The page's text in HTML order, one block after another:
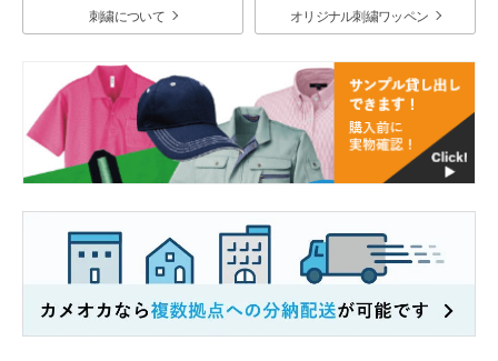
刺繍について オリジナル刺繍ワッペン